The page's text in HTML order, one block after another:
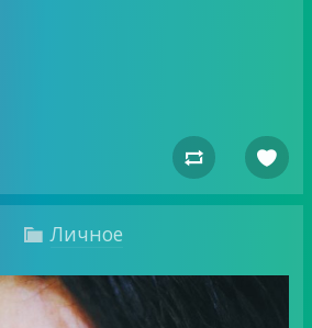
 
 Личное